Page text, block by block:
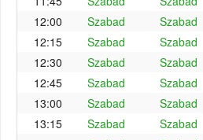
12:00
Szabad Szabad
12:15
Szabad Szabad
12:30
Szabad Szabad
12:45
Szabad Szabad
13:00
Szabad Szabad
13:15
Szabad Szabad